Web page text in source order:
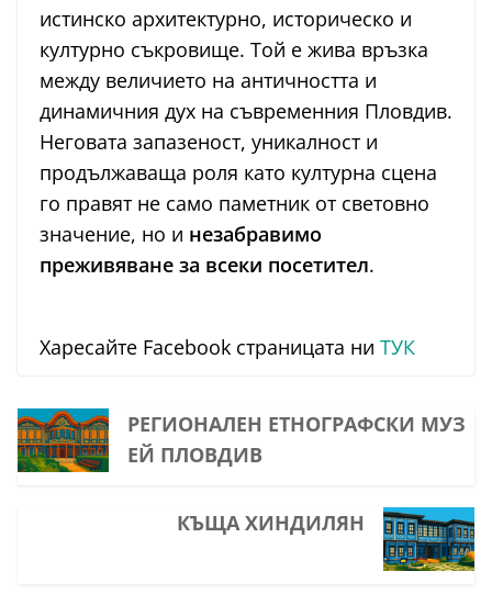
истинско архитектурно, историческо и
културно съкровище. Той е жива връзка
между величието на античността и
динамичния дух на съвременния Пловдив.
Неговата запазеност, уникалност и
продължаваща роля като културна сцена
го правят не само паметник от световно
значение, но и незабравимо
преживяване за всеки посетител.
Харесайте Facebook страницата ни ТУК
РЕГИОНАЛЕН ЕТНОГРАФСКИ МУЗ
ЕЙ ПЛОВДИВ
КЪЩА ХИНДИЛЯН